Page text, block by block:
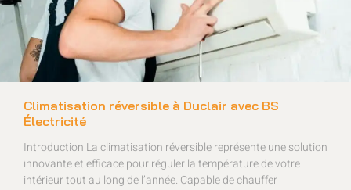
Climatisation réversible à Duclair avec BS
Électricité
Introduction La climatisation réversible représente une solution
innovante et efficace pour réguler la température de votre
intérieur tout au long de l’année. Capable de chauffer